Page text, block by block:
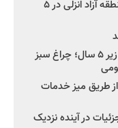
استاندار گیلان: تردد خودروهای پلاک منطقه آزاد انزلی در ۵
صدور مجوز واردات اتوبوس‌های کارکرده زیر ۵ سال؛ چراغ سبز
طریق میز خدمات
در آینده نزدیک